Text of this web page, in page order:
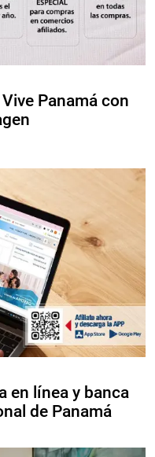
Panamá con
en línea y banca
de Panamá